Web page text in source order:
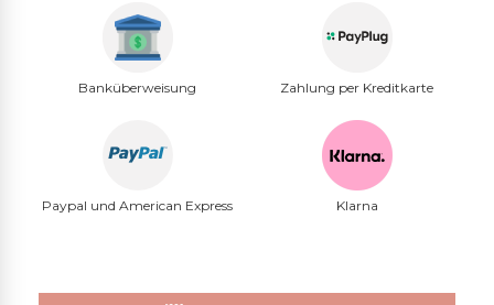
Banküberweisung Zahlung per Kreditkarte
Paypal und American Express Klarna